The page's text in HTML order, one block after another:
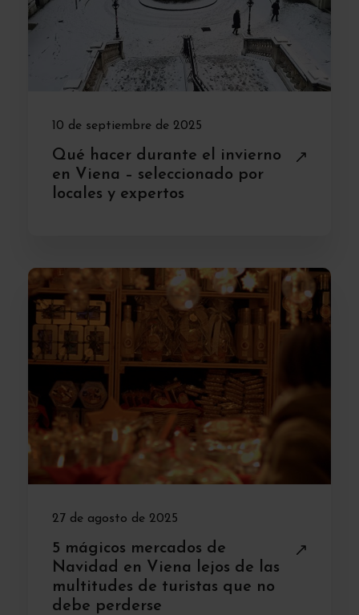
10 de septiembre de 2025
Qué hacer durante el invierno
en Viena – seleccionado por
locales y expertos
27 de agosto de 2025
5 mágicos mercados de
Navidad en Viena lejos de las
multitudes de turistas que no
debe perderse